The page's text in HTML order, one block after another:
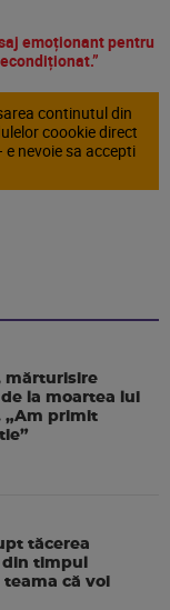
emoționant pentru
continutul din
coookie direct
e nevoie sa accepti
mărturisire
la moartea lui
„Am primit
tăcerea
timpul
că voi